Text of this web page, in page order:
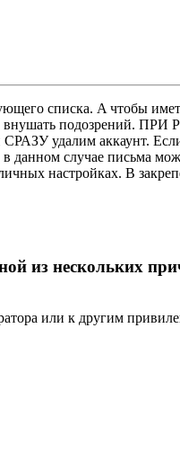
списка. A чтобы
внушать подозрений.
удалим аккаунт.
данном случае письма
настройках. В
из нескольких
или к другим